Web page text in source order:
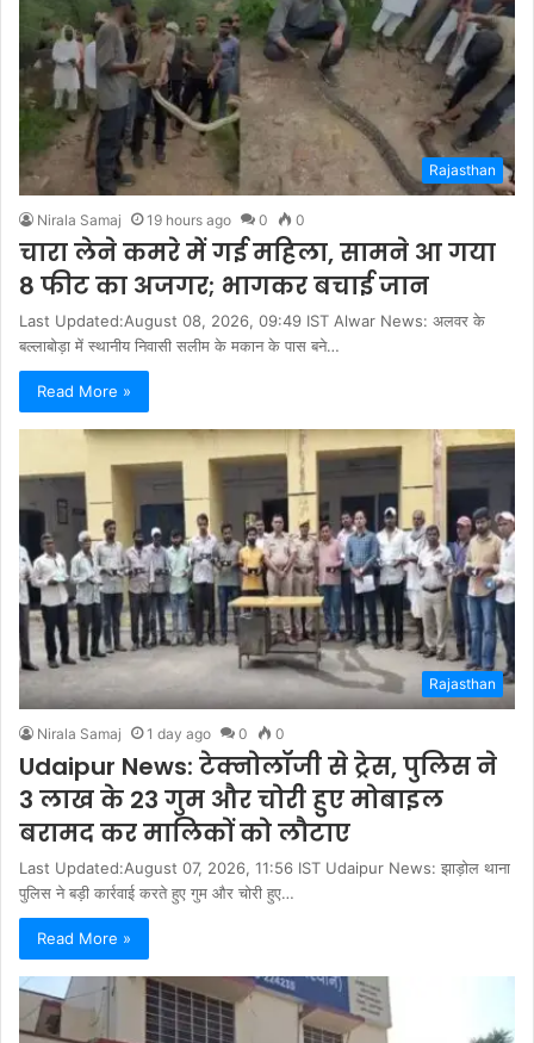
Rajasthan
Nirala Samaj 19 hours ago 0 0
चारा लेने कमरे में गई महिला, सामने आ गया
8 फीट का अजगर; भागकर बचाई जान
Last Updated:August 08, 2026, 09:49 IST Alwar News: अलवर के
बल्लाबोड़ा में स्थानीय निवासी सलीम के मकान के पास बने…
Read More »
Rajasthan
Nirala Samaj 1 day ago 0 0
Udaipur News: टेक्नोलॉजी से ट्रेस, पुलिस ने
3 लाख के 23 गुम और चोरी हुए मोबाइल
बरामद कर मालिकों को लौटाए
Last Updated:August 07, 2026, 11:56 IST Udaipur News: झाड़ोल थाना
पुलिस ने बड़ी कार्रवाई करते हुए गुम और चोरी हुए…
Read More »